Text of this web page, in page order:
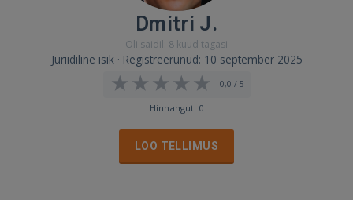
Dmitri J.
Oli saidil: 8 kuud tagasi
Juriidiline isik · Registreerunud: 10 september 2025
0,0 / 5
Hinnangut: 0
LOO TELLIMUS